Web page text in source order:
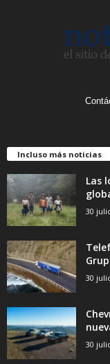
Incluso más noticias
Las
30
30
30